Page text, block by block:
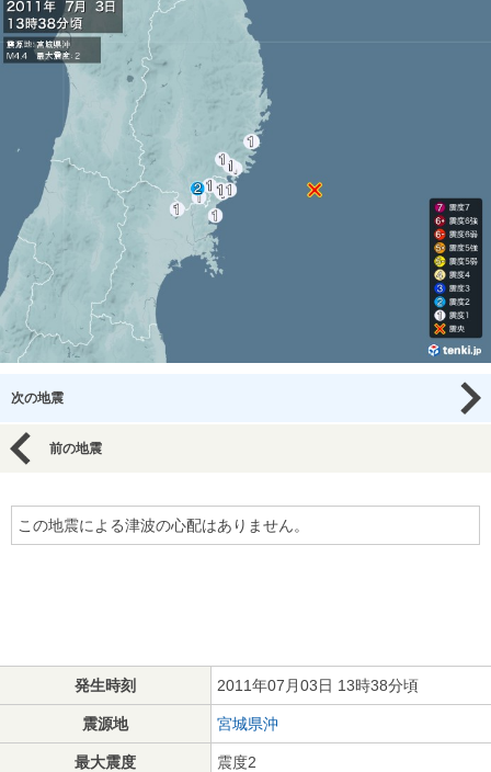
次の地震
前の地震
この地震による津波の心配はありません。
発生時刻 2011年07月03日 13時38分頃
震源地 宮城県沖
最大震度 震度2